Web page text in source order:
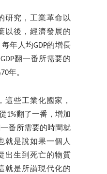
研究，工業革命以
以後，經濟發展的
年人均GDP的增長
翻一番所需要的
年。
這些工業化國家，
1%翻了一番，增加
一番所需要的時間就
就是說如果一個人
出生到死亡的物質
就是所謂現代化的